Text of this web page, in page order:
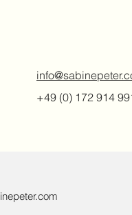
+49 (0) 172 914